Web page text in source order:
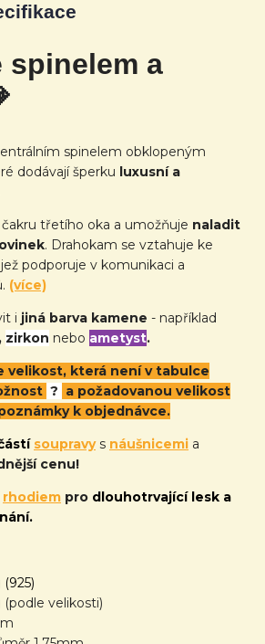
spinelem a
spinelem obklopeným
dodávají šperku luxusní a
třetího oka a umožňuje naladit
. Drahokam se vztahuje ke
jež podporuje v komunikaci a
(více)
i jiná barva kamene - například
, zirkon nebo ametyst.
velikost, která není v tabulce
? a požadovanou velikost
k objednávce.
soupravys náušnicemi a
cenu!
rhodiem pro dlouhotrvající lesk a
(podle velikosti)